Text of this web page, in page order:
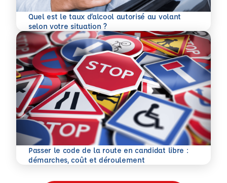
Quel est le taux d’alcool autorisé au volant
selon votre situation ?
En savoir plus
Passer le code de la route en candidat libre :
démarches, coût et déroulement
En savoir plus